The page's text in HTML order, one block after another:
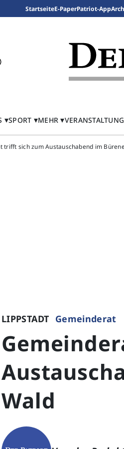
StartseiteE-PaperPatriot-App
SPORT MEHR
trifft sich zum Austauschabend im
LIPPSTADT Gemeinderat
Wald